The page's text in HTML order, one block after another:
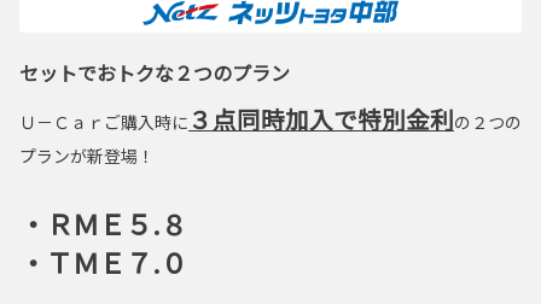
セットでおトクな２つのプラン
Ｕ－Ｃａｒご購入時に ３点同時加入で特別金利の２つの
プランが新登場！
・ＲＭＥ５.８
・ＴＭＥ７.０